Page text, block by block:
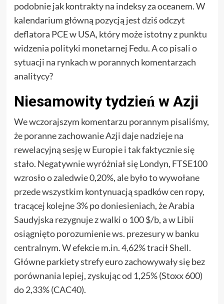
podobnie jak kontrakty na indeksy za oceanem. W
kalendarium główną pozycją jest dziś odczyt
deflatora PCE w USA, który może istotny z punktu
widzenia polityki monetarnej Fedu. A co pisali o
sytuacji na rynkach w porannych komentarzach
analitycy?
Niesamowity tydzień w Azji
We wczorajszym komentarzu porannym pisaliśmy,
że poranne zachowanie Azji daje nadzieje na
rewelacyjną sesję w Europie i tak faktycznie się
stało. Negatywnie wyróżniał się Londyn, FTSE100
wzrosło o zaledwie 0,20%, ale było to wywołane
przede wszystkim kontynuacją spadków cen ropy,
tracącej kolejne 3% po doniesieniach, że Arabia
Saudyjska rezygnuje z walki o 100 $/b, a w Libii
osiągnięto porozumienie ws. prezesury w banku
centralnym. W efekcie m.in. 4,62% tracił Shell.
Główne parkiety strefy euro zachowywały się bez
porównania lepiej, zyskując od 1,25% (Stoxx 600)
do 2,33% (CAC40).